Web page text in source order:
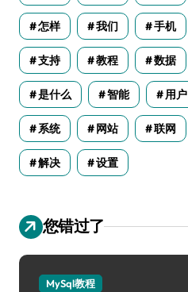
怎样 我们 手机
支持 教程 数据
是什么 智能 用户
系统 网站 联网
解决 设置
您错过了
MySql教程